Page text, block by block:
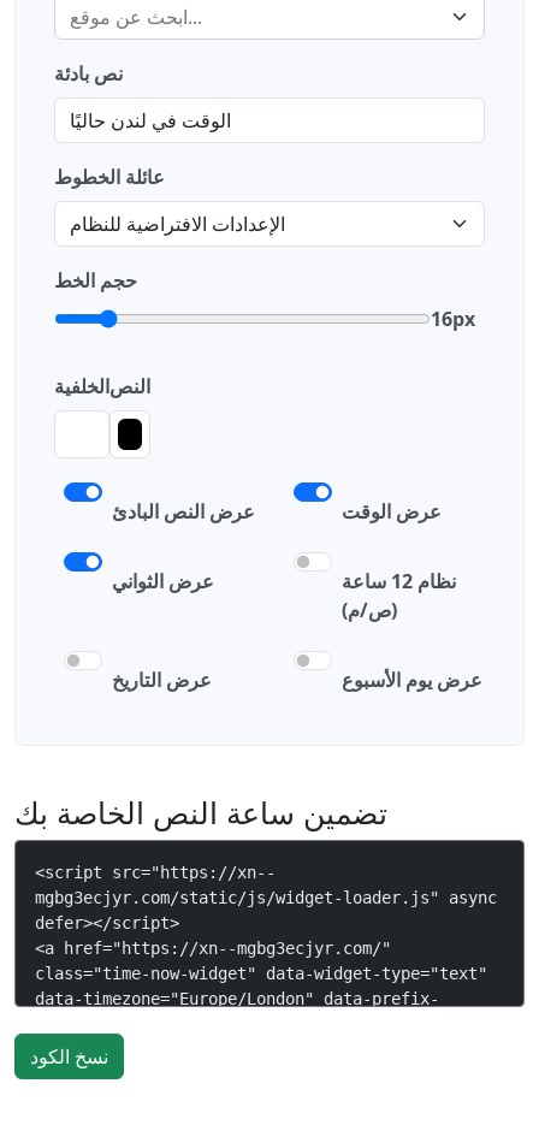
نص بادئة
عائلة الخطوط
حجم الخط
16px
الخلفيةالنص
عرض النص البادئ عرض الوقت
عرض الثواني
نظام 12 ساعة
(ص/م)
عرض التاريخ عرض يوم الأسبوع
تضمين ساعة النص الخاصة بك
نسخ الكود